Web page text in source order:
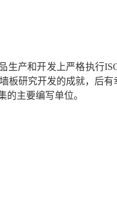
生产和开发上严格执行
板研究开发的成就，后
的主要编写单位。